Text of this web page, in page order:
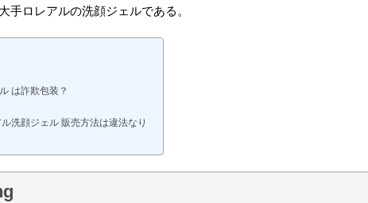
手ロレアルの洗顔ジェルである。
は詐欺包装？
洗顔ジェル 販売方法は違法なり